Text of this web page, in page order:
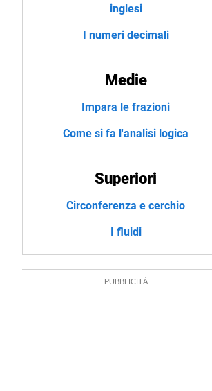
inglesi
I numeri decimali
Medie
Impara le frazioni
Come si fa l'analisi logica
Superiori
Circonferenza e cerchio
I fluidi